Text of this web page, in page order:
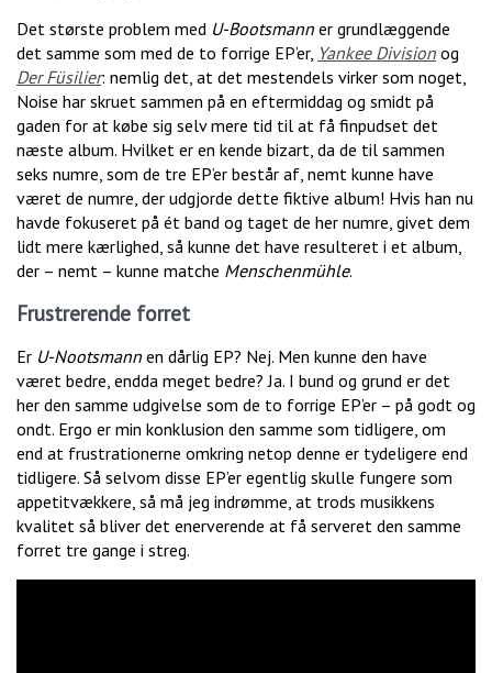
Det største problem med U-Bootsmann er grundlæggende
det samme som med de to forrige EP’er, Yankee Division og
Der Füsilier: nemlig det, at det mestendels virker som noget,
Noise har skruet sammen på en eftermiddag og smidt på
gaden for at købe sig selv mere tid til at få finpudset det
næste album. Hvilket er en kende bizart, da de til sammen
seks numre, som de tre EP’er består af, nemt kunne have
været de numre, der udgjorde dette fiktive album! Hvis han nu
havde fokuseret på ét band og taget de her numre, givet dem
lidt mere kærlighed, så kunne det have resulteret i et album,
der – nemt – kunne matche Menschenmühle.
Frustrerende forret
Er U-Nootsmann en dårlig EP? Nej. Men kunne den have
været bedre, endda meget bedre? Ja. I bund og grund er det
her den samme udgivelse som de to forrige EP’er – på godt og
ondt. Ergo er min konklusion den samme som tidligere, om
end at frustrationerne omkring netop denne er tydeligere end
tidligere. Så selvom disse EP’er egentlig skulle fungere som
appetitvækkere, så må jeg indrømme, at trods musikkens
kvalitet så bliver det enerverende at få serveret den samme
forret tre gange i streg.